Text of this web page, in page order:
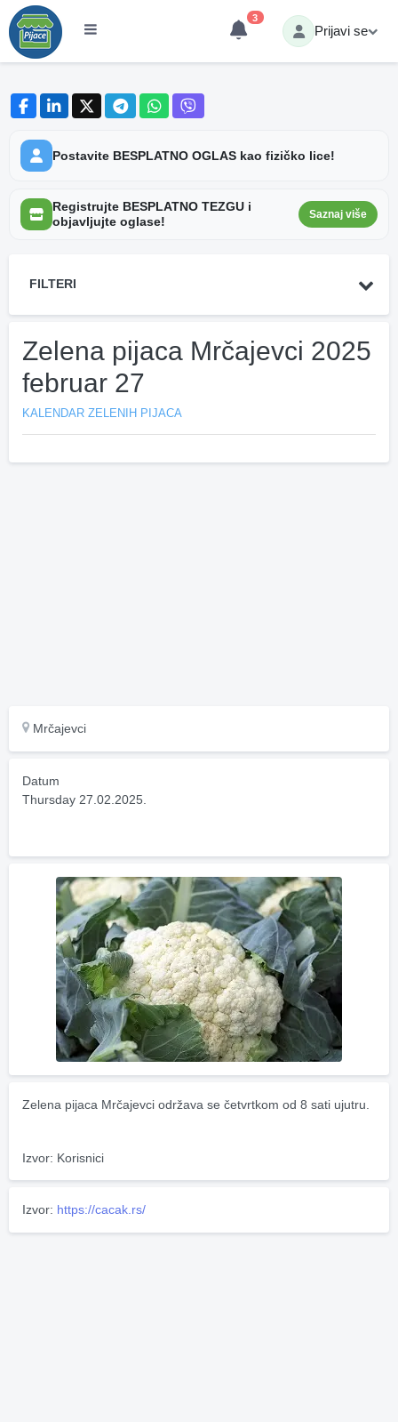
3
Prijavi se
Postavite BESPLATNO OGLAS kao fizičko lice!
Registrujte BESPLATNO TEZGU i
objavljujte oglase!
Saznaj više
FILTERI
Zelena pijaca Mrčajevci 2025
februar 27
KALENDAR ZELENIH PIJACA
Mrčajevci
Datum
Thursday 27.02.2025.
Zelena pijaca Mrčajevci održava se četvrtkom od 8 sati ujutru.
Izvor: Korisnici
Izvor: https://cacak.rs/